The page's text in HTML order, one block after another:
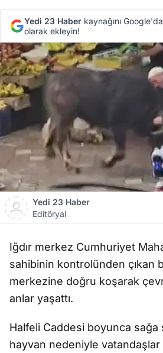
Yedi 23 Haber kaynağını
olarak ekleyin!
Yedi 23 Haber
Editöryal
Iğdır merkez Cumhuriyet
sahibinin kontrolünden çıkan
merkezine doğru koşarak
anlar yaşattı.
Halfeli Caddesi boyunca sağa
hayvan nedeniyle vatandaşlar